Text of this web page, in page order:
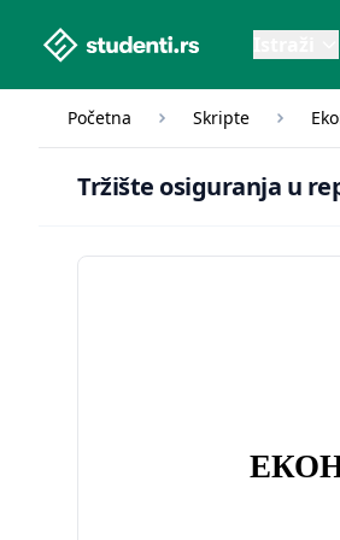
studenti.rs home page
Početna Skripte
Tržište osiguranja u